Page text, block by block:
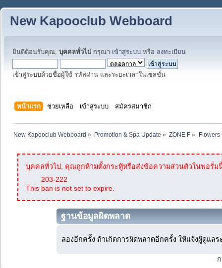
New Kapooclub Webboard
ยินดีต้อนรับคุณ, บุคคลทั่วไป กรุณา เข้าสู่ระบบ หรือ ลงทะเบียน
เข้าสู่ระบบด้วยชื่อผู้ใช้ รหัสผ่าน และระยะเวลาในเซสชั่น
หน้าแรก ช่วยเหลือ เข้าสู่ระบบ สมัครสมาชิก
New Kapooclub Webboard » Promotion & Spa Update » ZONE F »
บุคคลทั่วไป, คุณถูกห้ามตั้งกระทู้หรือส่งข้อความส่วนตัวในฟอรั่ม
203-222
This ban is not set to expire.
ฐานข้อมูลผิดพลาด
ลองอีกครั้ง ถ้าเกิดการผิดพลาดอีกครั้ง ให้แจ้งผู้ดูแลร